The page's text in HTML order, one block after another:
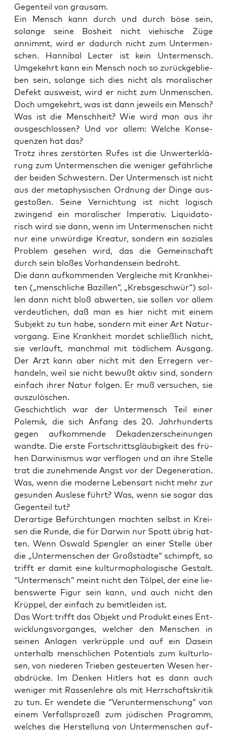
Gegen­teil von grausam.
Ein Mensch kann durch und durch böse sein,
solan­ge sei­ne Bos­heit nicht vie­hi­sche Züge
annimmt, wird er dadurch nicht zum Unter­men­
schen. Han­ni­bal Lec­ter ist kein Unter­mensch.
Umge­kehrt kann ein Mensch noch so zurück­ge­blie­
ben sein, solan­ge sich dies nicht als mora­li­scher
Defekt aus­weist, wird er nicht zum Unmen­schen.
Doch umge­kehrt, was ist dann jeweils ein Mensch?
Was ist die Mensch­heit? Wie wird man aus ihr
aus­ge­schlos­sen? Und vor allem: Wel­che Kon­se­
quen­zen hat das?
Trotz ihres zer­stör­ten Rufes ist die Unwert­erklä­
rung zum Unter­men­schen die weni­ger gefähr­li­che
der bei­den Schwes­tern. Der Unter­mensch ist nicht
aus der meta­phy­si­schen Ord­nung der Din­ge aus­
ge­sto­ßen. Sei­ne Ver­nich­tung ist nicht logisch
zwin­gend ein mora­li­scher Impe­ra­tiv. Liqui­da­to­
risch wird sie dann, wenn im Unter­men­schen nicht
nur eine unwür­di­ge Krea­tur, son­dern ein sozia­les
Pro­blem gese­hen wird, das die Gemein­schaft
durch sein blo­ßes Vor­han­den­sein bedroht.
Die dann auf­kom­men­den Ver­glei­che mit Krank­hei­
ten („mensch­li­che Bazil­len“, „Krebs­ge­schwür“) sol­
len dann nicht bloß abwer­ten, sie sol­len vor allem
ver­deut­li­chen, daß man es hier nicht mit einem
Sub­jekt zu tun habe, son­dern mit einer Art Natur­
vor­gang. Eine Krank­heit mor­det schließ­lich nicht,
sie ver­läuft, manch­mal mit töd­li­chem Aus­gang.
Der Arzt kann aber nicht mit den Erre­gern ver­
han­deln, weil sie nicht bewußt aktiv sind, son­dern
ein­fach ihrer Natur fol­gen. Er muß ver­su­chen, sie
auszulöschen.
Geschicht­lich war der Unter­mensch Teil einer
Pole­mik, die sich Anfang des 20. Jahr­hun­derts
gegen auf­kom­men­de Deka­denz­er­schei­nun­gen
wand­te. Die ers­te Fort­schritts­gläu­big­keit des frü­
hen Dar­wi­nis­mus war ver­flo­gen und an ihre Stel­le
trat die zuneh­men­de Angst vor der Dege­ne­ra­ti­on.
Was, wenn die moder­ne Lebens­art nicht mehr zur
gesun­den Aus­le­se führt? Was, wenn sie sogar das
Gegen­teil tut?
Der­ar­ti­ge Befürch­tun­gen mach­ten selbst in Krei­
sen die Run­de, die für Dar­win nur Spott übrig hat­
ten. Wenn Oswald Speng­ler an einer Stel­le über
die „Unter­men­schen der Groß­städ­te“ schimpft, so
trifft er damit eine kul­tur­mopho­lo­gi­sche Gestalt.
“Unter­mensch” meint nicht den Töl­pel, der eine lie­
bens­wer­te Figur sein kann, und auch nicht den
Krüp­pel, der ein­fach zu bemit­lei­den ist.
Das Wort trifft das Objekt und Pro­dukt eines Ent­
wick­lungs­vor­gan­ges, wel­cher den Men­schen in
sei­nen Anla­gen ver­krüpp­le und auf ein Dasein
unter­halb mensch­li­chen Poten­ti­als zum kul­tur­lo­
sen, von nie­de­ren Trie­ben gesteu­er­ten Wesen her­
ab­drü­cke. Im Den­ken Hit­lers hat es dann auch
weni­ger mit Ras­sen­leh­re als mit Herr­schafts­kri­tik
zu tun. Er wen­de­te die “Ver­un­ter­men­schung” von
einem Ver­falls­pro­zeß zum jüdi­schen Pro­gramm,
wel­ches die Her­stel­lung von Unter­men­schen auf­